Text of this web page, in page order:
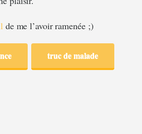
de me l’avoir ramenée ;)
truc de malade